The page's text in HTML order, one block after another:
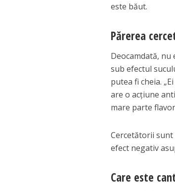
este băut.
Părerea
Deocamdată, nu
sub efectul
putea fi cheia.
are o acţiune
mare parte
Cercetătorii sunt
efect negativ
Care este